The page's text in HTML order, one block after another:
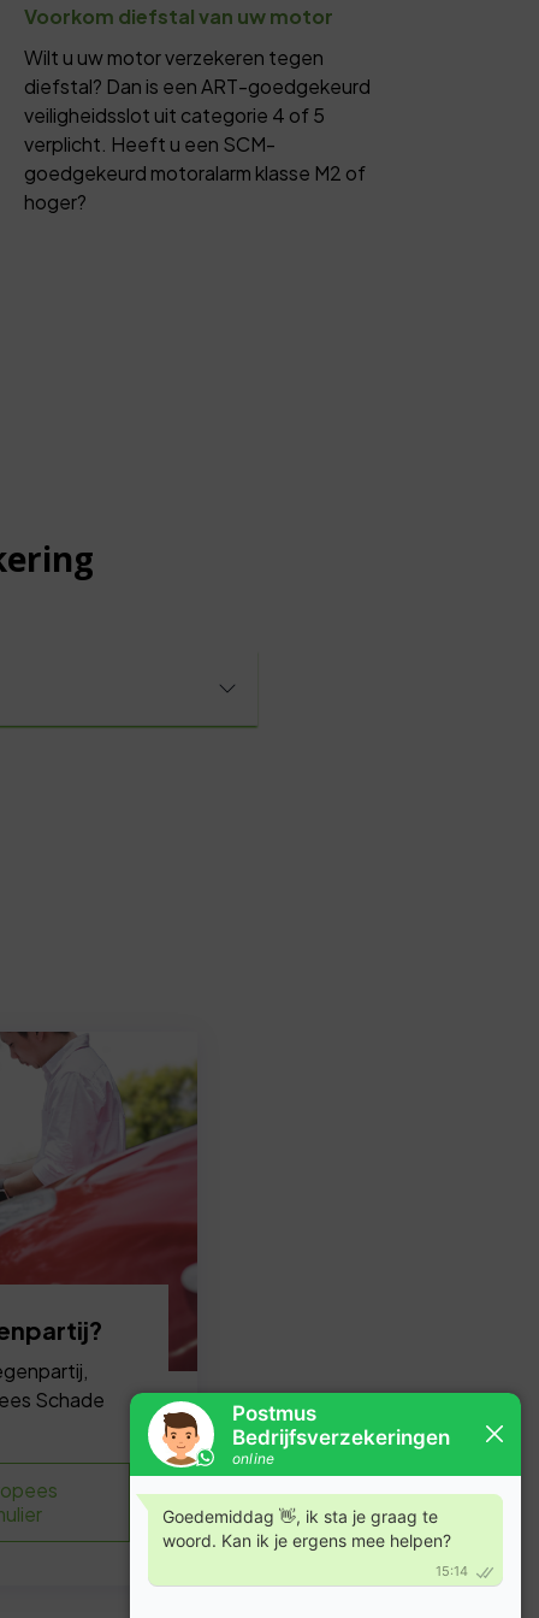
Voorkom diefstal van uw motor
Wilt u uw motor verzekeren tegen
diefstal? Dan is een ART-goedgekeurd
veiligheidsslot uit categorie 4 of 5
verplicht. Heeft u een SCM-
goedgekeurd motoralarm klasse M2 of
hoger?
Schade